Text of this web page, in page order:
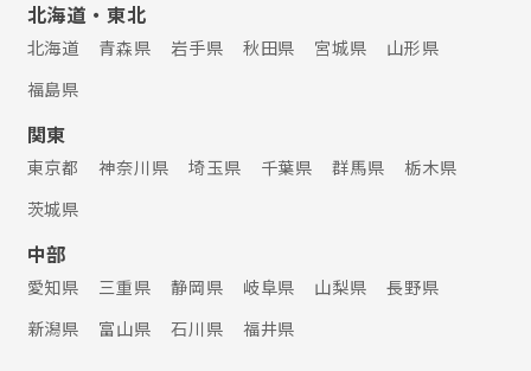
北海道・東北
北海道 青森県 岩手県 秋田県 宮城県
山形県
福島県
関東
東京都 神奈川県 埼玉県 千葉県 群馬県
栃木県
茨城県
中部
愛知県 三重県 静岡県 岐阜県 山梨県
長野県
新潟県
富山県 石川県 福井県